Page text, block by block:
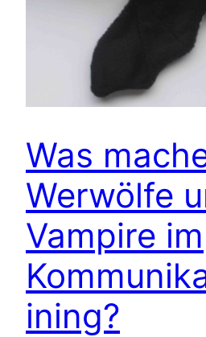
Was
Werwölfe
Vampire im
ining?